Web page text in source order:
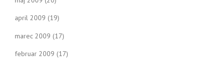
april 2009 (19)
marec 2009 (17)
februar 2009 (17)